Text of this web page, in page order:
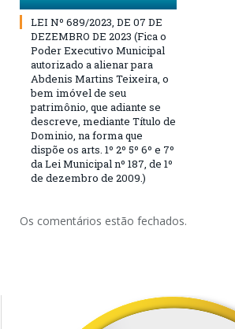
LEI Nº 689/2023, DE 07 DE
DEZEMBRO DE 2023 (Fica o
Poder Executivo Municipal
autorizado a alienar para
Abdenis Martins Teixeira, o
bem imóvel de seu
patrimônio, que adiante se
descreve, mediante Título de
Dominio, na forma que
dispõe os arts. 1º 2º 5º 6º e 7º
da Lei Municipal nº 187, de 1º
de dezembro de 2009.)
Os comentários estão fechados.